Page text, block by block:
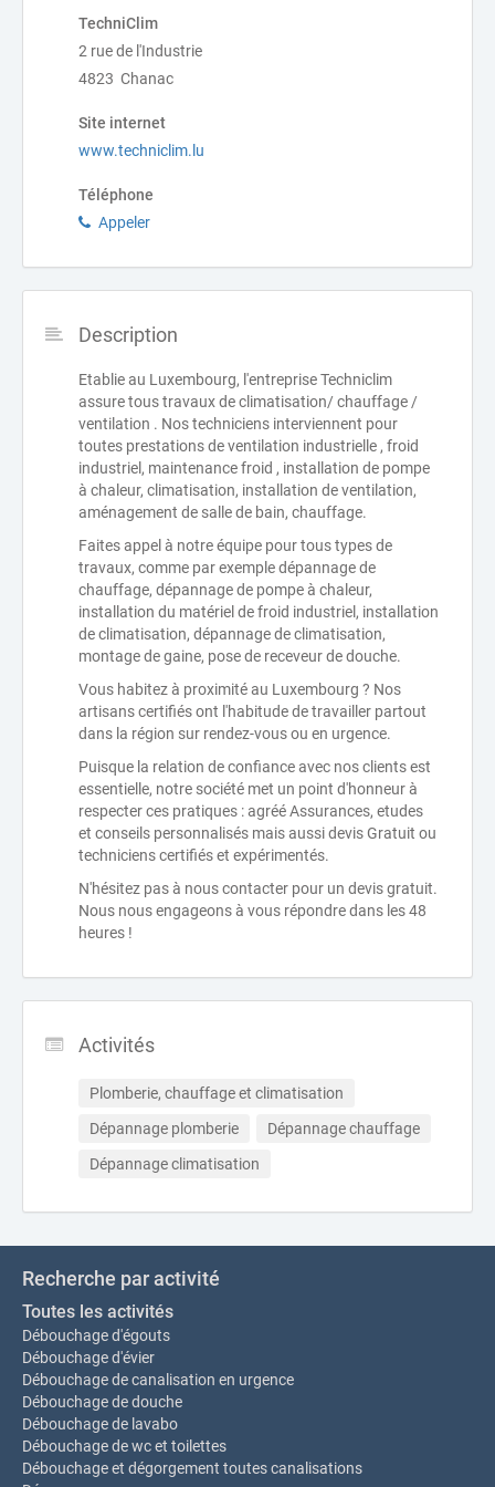
TechniClim
2 rue de l'Industrie
4823 Chanac
Site internet
www.techniclim.lu
Téléphone
Appeler
Description
Etablie au Luxembourg, l'entreprise Techniclim
assure tous travaux de climatisation/ chauffage /
ventilation . Nos techniciens interviennent pour
toutes prestations de ventilation industrielle , froid
industriel, maintenance froid , installation de pompe
à chaleur, climatisation, installation de ventilation,
aménagement de salle de bain, chauffage.
Faites appel à notre équipe pour tous types de
travaux, comme par exemple dépannage de
chauffage, dépannage de pompe à chaleur,
installation du matériel de froid industriel, installation
de climatisation, dépannage de climatisation,
montage de gaine, pose de receveur de douche.
Vous habitez à proximité au Luxembourg ? Nos
artisans certifiés ont l'habitude de travailler partout
dans la région sur rendez-vous ou en urgence.
Puisque la relation de confiance avec nos clients est
essentielle, notre société met un point d'honneur à
respecter ces pratiques : agréé Assurances, etudes
et conseils personnalisés mais aussi devis Gratuit ou
techniciens certifiés et expérimentés.
N'hésitez pas à nous contacter pour un devis gratuit.
Nous nous engageons à vous répondre dans les 48
heures !
Activités
Plomberie, chauffage et climatisation
Dépannage plomberie
Dépannage chauffage
Dépannage climatisation
Recherche par activité
Toutes les activités
Débouchage d'égouts
Débouchage d'évier
Débouchage de canalisation en urgence
Débouchage de douche
Débouchage de lavabo
Débouchage de wc et toilettes
Débouchage et dégorgement toutes canalisations